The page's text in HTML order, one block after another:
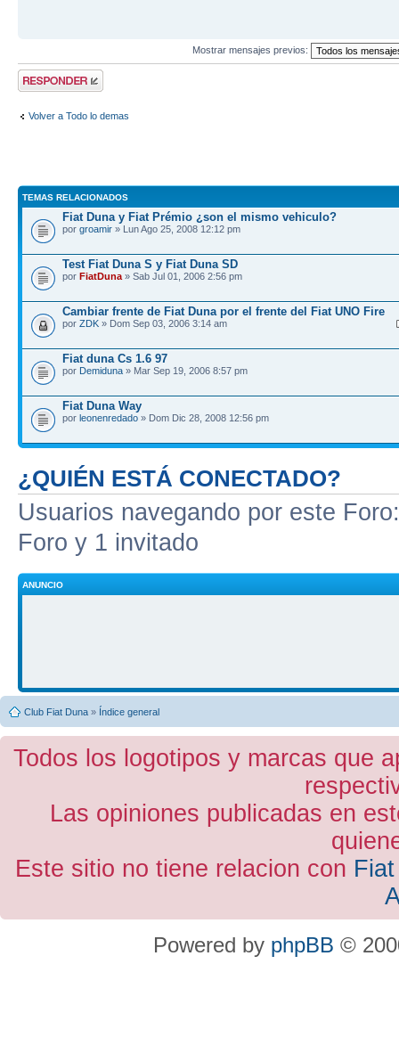
Mostrar mensajes previos:
Publicar una
respuesta
Volver a Todo lo demas
TEMAS RELACIONADOS
Fiat Duna y Fiat Prémio ¿son el mismo vehiculo?
por groamir » Lun Ago 25, 2008 12:12 pm
Test Fiat Duna S y Fiat Duna SD
por FiatDuna » Sab Jul 01, 2006 2:56 pm
Cambiar frente de Fiat Duna por el frente del Fiat UNO Fire
por ZDK » Dom Sep 03, 2006 3:14 am
Fiat duna Cs 1.6 97
por Demiduna » Mar Sep 19, 2006 8:57 pm
Fiat Duna Way
por leonenredado » Dom Dic 28, 2008 12:56 pm
¿QUIÉN ESTÁ CONECTADO?
Usuarios navegando por este
Foro y 1 invitado
ANUNCIO
Club Fiat Duna » Índice general
Todos los logotipos y marcas que
Las opiniones publicadas en
Este sitio no tiene relacion con
Powered by phpBB ©